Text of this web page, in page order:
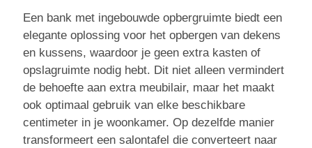
Een bank met ingebouwde opbergruimte biedt een
elegante oplossing voor het opbergen van dekens
en kussens, waardoor je geen extra kasten of
opslagruimte nodig hebt. Dit niet alleen vermindert
de behoefte aan extra meubilair, maar het maakt
ook optimaal gebruik van elke beschikbare
centimeter in je woonkamer. Op dezelfde manier
transformeert een salontafel die converteert naar